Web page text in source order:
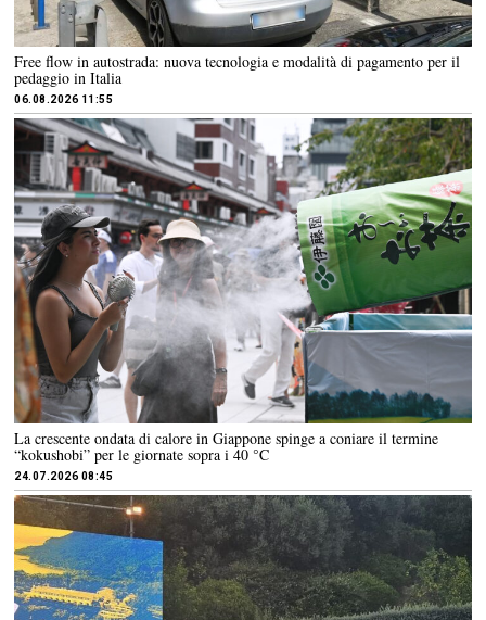
Free flow in autostrada: nuova tecnologia e modalità di pagamento per il
pedaggio in Italia
06.08.2026 11:55
La crescente ondata di calore in Giappone spinge a coniare il termine
“kokushobi” per le giornate sopra i 40 °C
24.07.2026 08:45